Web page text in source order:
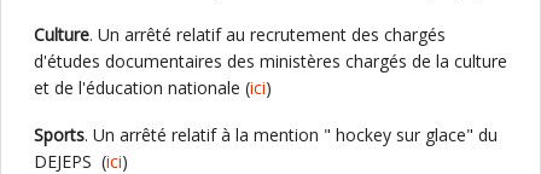
Culture. Un arrêté relatif au recrutement des chargés
d'études documentaires des ministères chargés de la culture
et de l'éducation nationale (ici)
Sports. Un arrêté relatif à la mention " hockey sur glace" du
DEJEPS (ici)